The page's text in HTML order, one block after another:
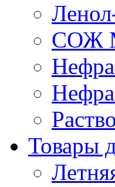
СОЖ
Товары